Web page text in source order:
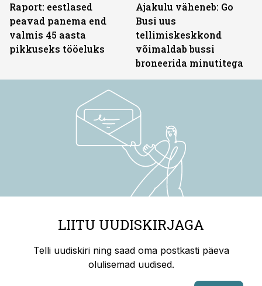
Raport: eestlased
peavad panema end
valmis 45 aasta
pikkuseks tööeluks
Ajakulu väheneb: Go
Busi uus
tellimiskeskkond
võimaldab bussi
broneerida minutitega
LIITU UUDISKIRJAGA
Telli uudiskiri ning saad oma postkasti päeva
olulisemad uudised.